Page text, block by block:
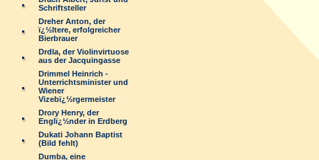
Schriftsteller
Dreher Anton, der
ï¿½ltere, erfolgreicher
Bierbrauer
Drdla, der Violinvirtuose
aus der Jacquingasse
Drimmel Heinrich -
Unterrichtsminister und
Wiener
Vizebï¿½rgermeister
Drory Henry, der
Englï¿½nder in Erdberg
Dukati Johann Baptist
(Bild fehlt)
Dumba, eine